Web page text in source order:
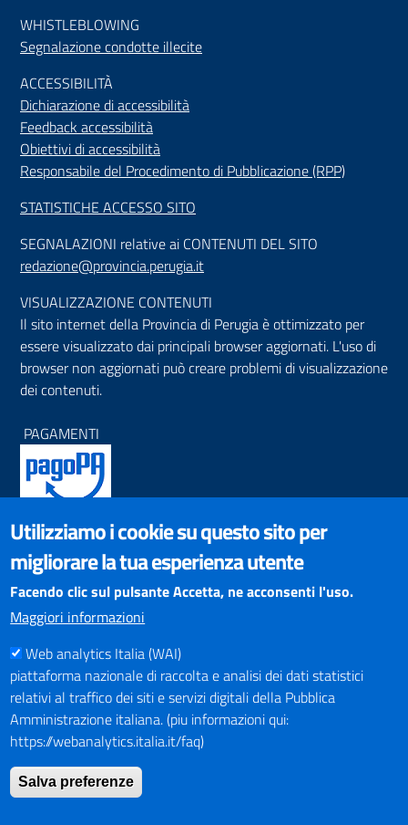
WHISTLEBLOWING
Segnalazione condotte illecite
ACCESSIBILITÀ
Dichiarazione di accessibilità
Feedback accessibilità
Obiettivi di accessibilità
Responsabile del Procedimento di Pubblicazione (RPP)
STATISTICHE ACCESSO SITO
SEGNALAZIONI relative ai CONTENUTI DEL SITO
redazione@provincia.perugia.it
VISUALIZZAZIONE CONTENUTI
Il sito internet della Provincia di Perugia è ottimizzato per
essere visualizzato dai principali browser aggiornati. L'uso di
browser non aggiornati può creare problemi di visualizzazione
dei contenuti.
PAGAMENTI
SOCIAL NETWORKS
Pagina Facebook
Profilo Instagram
Canale YouTube
Mappa del Sito
Indirizzario
Utilizziamo i cookie su questo sito per
migliorare la tua esperienza utente
Facendo clic sul pulsante Accetta, ne acconsenti l'uso.
Maggiori informazioni
Web analytics Italia (WAI)
piattaforma nazionale di raccolta e analisi dei dati statistici
relativi al traffico dei siti e servizi digitali della Pubblica
Amministrazione italiana. (piu informazioni qui:
https://webanalytics.italia.it/faq)
Salva preferenze